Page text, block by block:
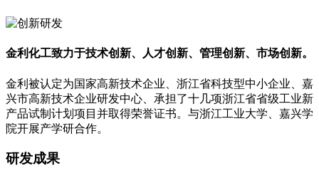
金利化工致力于技术创新、人才创新、管理创新、市场创新。
金利被认定为国家高新技术企业、浙江省科技型中小企业、嘉
兴市高新技术企业研发中心、承担了十几项浙江省省级工业新
产品试制计划项目并取得荣誉证书。与浙江工业大学、嘉兴学
院开展产学研合作。
研发成果